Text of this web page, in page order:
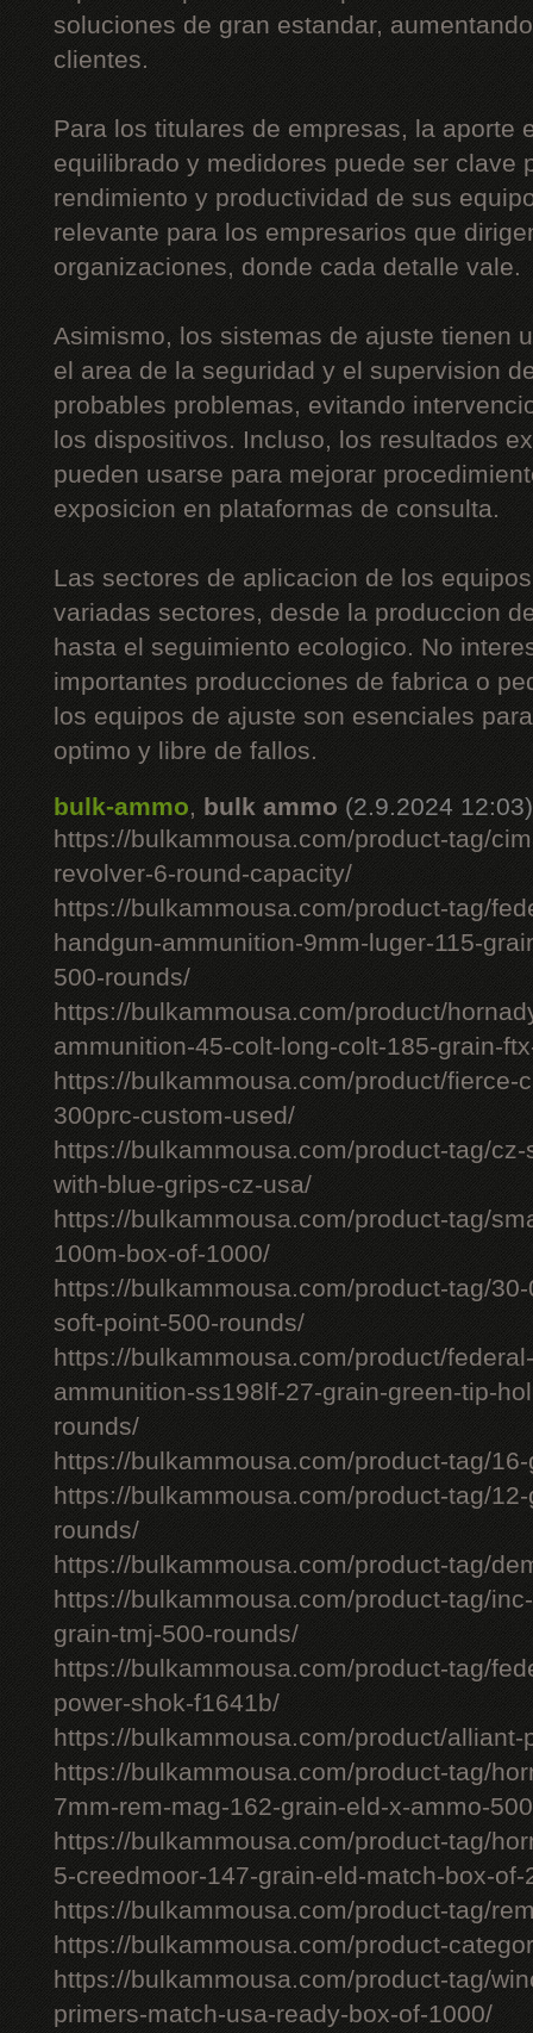
soluciones de gran estandar,
clientes.
Para los titulares de empresas, la aporte
equilibrado y medidores puede ser clave
rendimiento y productividad de sus
relevante para los empresarios que
organizaciones, donde cada detalle vale.
Asimismo, los sistemas de ajuste tienen
el area de la seguridad y el supervision
probables problemas, evitando
los dispositivos. Incluso, los resultados
pueden usarse para mejorar
exposicion en plataformas de consulta.
Las sectores de aplicacion de los
variadas sectores, desde la produccion
hasta el seguimiento ecologico. No
importantes producciones de fabrica o
los equipos de ajuste son esenciales
optimo y libre de fallos.
bulk-ammo, bulk ammo (2.9.2024 12:03)
https://bulkammousa.com/product-tag/
revolver-6-round-capacity/
https://bulkammousa.com/product-tag/
handgun-ammunition-9mm-luger-115-
500-rounds/
https://bulkammousa.com/product/
ammunition-45-colt-long-colt-185-grain-
https://bulkammousa.com/product/fierce-
300prc-custom-used/
https://bulkammousa.com/product-tag/
with-blue-grips-cz-usa/
https://bulkammousa.com/product-tag/
100m-box-of-1000/
https://bulkammousa.com/product-tag/
soft-point-500-rounds/
https://bulkammousa.com/product/
ammunition-ss198lf-27-grain-green-tip-
rounds/
https://bulkammousa.com/product-tag/
https://bulkammousa.com/product-tag/
rounds/
https://bulkammousa.com/product-tag/
https://bulkammousa.com/product-tag/
grain-tmj-500-rounds/
https://bulkammousa.com/product-tag/
power-shok-f1641b/
https://bulkammousa.com/product/alliant-
https://bulkammousa.com/product-tag/
7mm-rem-mag-162-grain-eld-x-ammo-
https://bulkammousa.com/product-tag/
5-creedmoor-147-grain-eld-match-box-of-
https://bulkammousa.com/product-tag/
https://bulkammousa.com/product-
https://bulkammousa.com/product-tag/
primers-match-usa-ready-box-of-1000/